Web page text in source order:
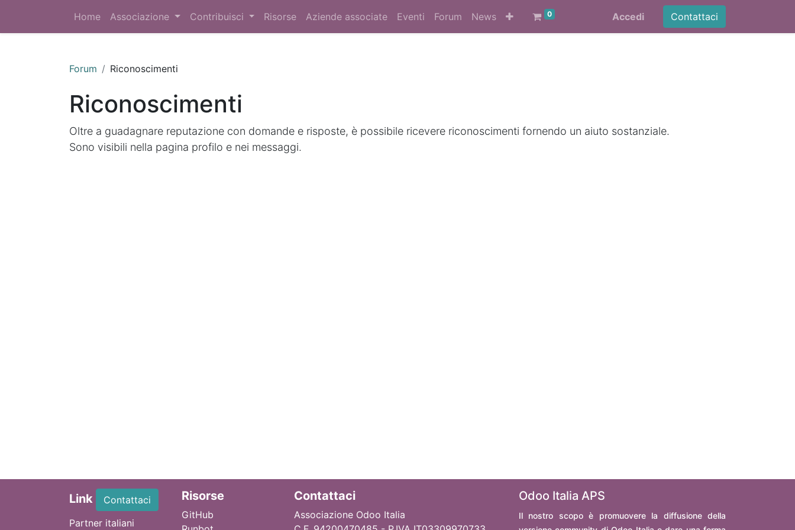
Home Associazione Contribuisci Risorse Aziende associate Eventi Forum News 0 Accedi Contattaci
Forum Riconoscimenti
Riconoscimenti
Oltre a guadagnare reputazione con domande e risposte, è possibile ricevere riconoscimenti fornendo un aiuto sostanziale.
Sono visibili nella pagina profilo e nei messaggi.
Link
Contattaci
Partner italiani
Risorse
GitHub
Contattaci
Associazione Odoo Italia
Odoo Italia APS
Il nostro scopo è promuovere la diffusione della